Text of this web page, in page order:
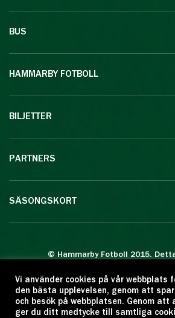
BUS
HAMMARBY FOTBOLL
BILJETTER
PARTNERS
SÄSONGSKORT
© Hammarby Fotboll 2015.
Eftertryck eller annan kopiering
Citera oss gärna men
www.hammarbyfotboll.se.
Vi använder cookies på vår webbplats
den bästa upplevelsen, genom att
och besök på webbplatsen. Genom att
ger du ditt medtycke till samtliga